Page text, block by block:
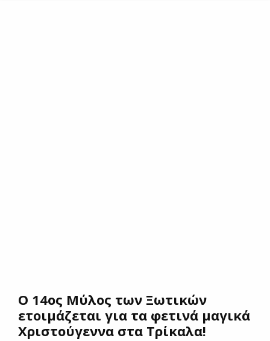
UΟ 14ος Μύλος των Ξωτικών
ετοιμάζεται για τα φετινά μαγικά
Χριστούγεννα στα Τρίκαλα!